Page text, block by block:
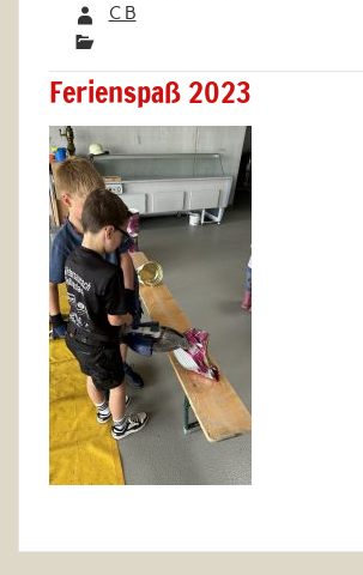
C B
Ferienspaß 2023